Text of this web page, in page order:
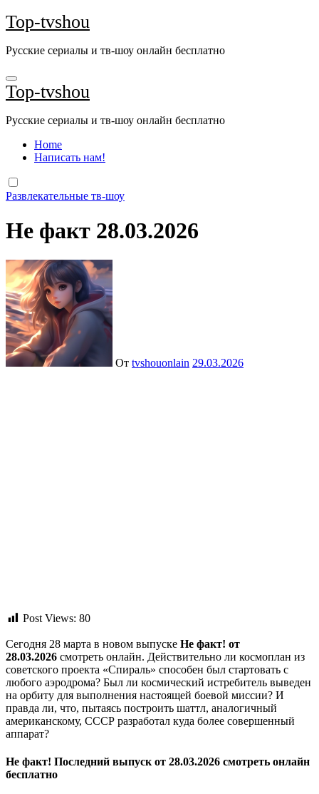
Перейти
к
Top-tvshou
Русские сериалы и тв-шоу онлайн бесплатно
Top-tvshou
Русские сериалы и тв-шоу онлайн бесплатно
Home
Написать нам!
Развлекательные тв-шоу
Не факт 28.03.2026
От tvshouonlain 29.03.2026
Post Views: 80
Сегодня 28 марта в новом выпуске Не факт! от
28.03.2026 смотреть онлайн. Действительно ли космоплан из
советского проекта «Спираль» способен был стартовать с
любого аэродрома? Был ли космический истребитель выведен
на орбиту для выполнения настоящей боевой миссии? И
правда ли, что, пытаясь построить шаттл, аналогичный
американскому, СССР разработал куда более совершенный
аппарат?
Не факт! Последний выпуск от 28.03.2026 смотреть онлайн
бесплатно